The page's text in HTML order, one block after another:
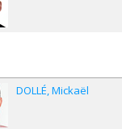
DOLLÉ Mickaël